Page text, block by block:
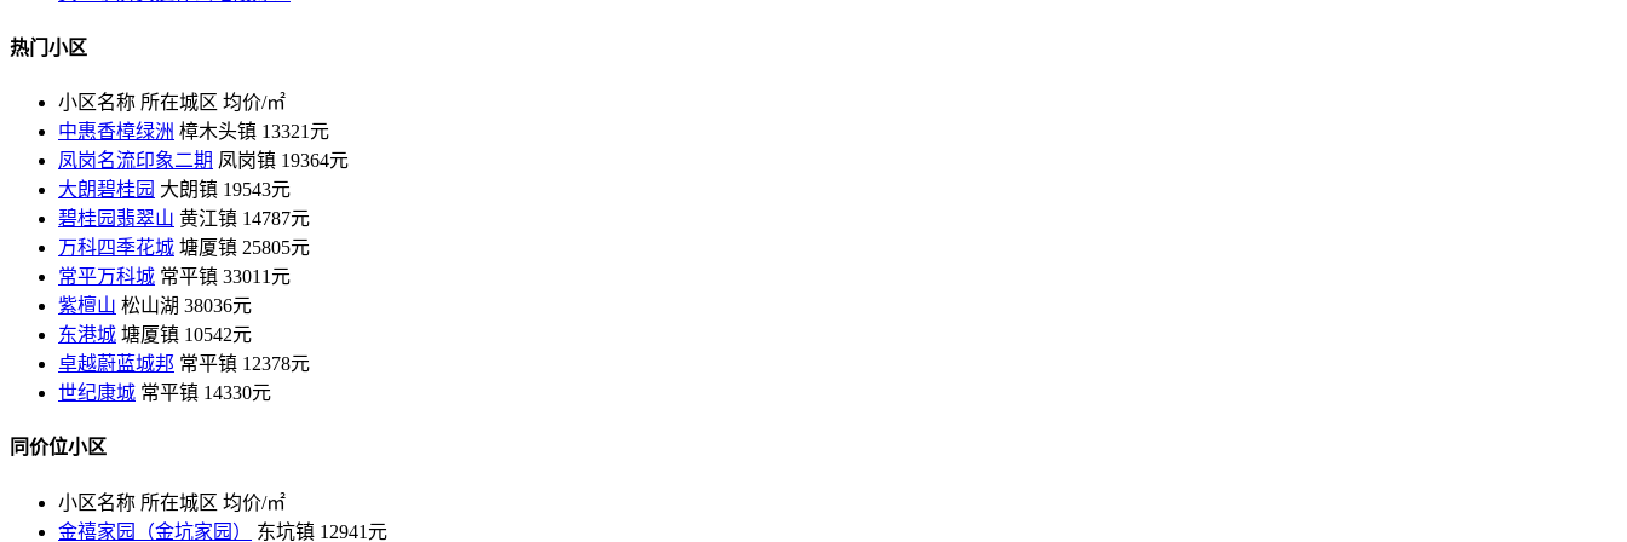
热门小区
小区名称 所在城区 均价/㎡
中惠香樟绿洲 樟木头镇 13321元
凤岗名流印象二期 凤岗镇 19364元
大朗碧桂园 大朗镇 19543元
碧桂园翡翠山 黄江镇 14787元
万科四季花城 塘厦镇 25805元
常平万科城 常平镇 33011元
紫檀山 松山湖 38036元
东港城 塘厦镇 10542元
卓越蔚蓝城邦 常平镇 12378元
世纪康城 常平镇 14330元
同价位小区
小区名称 所在城区 均价/㎡
金禧家园（金坑家园）
东坑镇 12941元